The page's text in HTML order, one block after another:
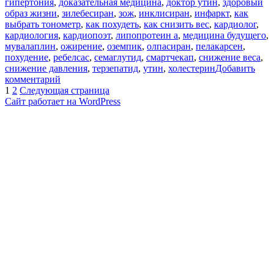
гипертония, доказательная медицина, доктор утин, здоровый
образ жизни, зилебесиран, зож, инклисиран, инфаркт, как
выбрать тонометр, как похудеть, как снизить вес, кардиолог,
кардиология, кардиопоэт, липопротеин а, медицина будущего,
мувалаплин, ожирение, оземпик, олпасиран, пелакарсен,
похудение, ребелсас, семаглутид, смартчекап, снижение веса,
снижение давления, терзепатид, утин, холестеринДобавить
комментарий
записи
Инновации
Пагинация
записей
Страница
1 Страница
2 Следующая страница
Сайт работает на WordPress